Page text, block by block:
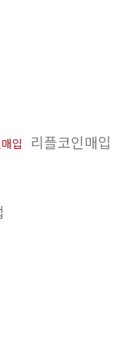
입 리플코인매입